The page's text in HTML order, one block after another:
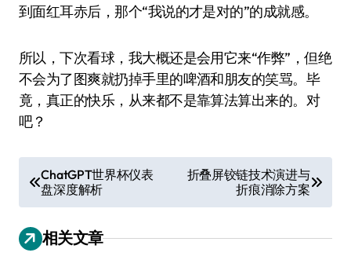
到面红耳赤后，那个“我说的才是对的”的成就感。
所以，下次看球，我大概还是会用它来“作弊”，但绝
不会为了图爽就扔掉手里的啤酒和朋友的笑骂。毕
竟，真正的快乐，从来都不是靠算法算出来的。对
吧？
章
导
航
ChatGPT世界杯仪表
盘深度解析
折叠屏铰链技术演进与
折痕消除方案
相关文章